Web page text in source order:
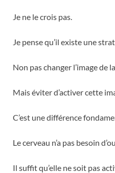
Je ne le crois pas.
Je pense qu’il existe une
Non pas changer l’image de
Mais éviter d’activer cette
C’est une différence
Le cerveau n’a pas besoin
Il suffit qu’elle ne soit pas